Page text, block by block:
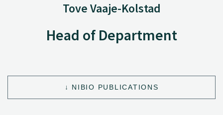
Tove Vaaje-Kolstad
Head of Department
NIBIO PUBLICATIONS